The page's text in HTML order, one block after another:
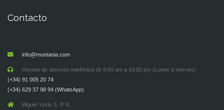
Contacto
info@muntania.com
Horario de atención telefónica de 9:00 am a 18:00 pm (Lunes a Viernes)
(+34) 91 005 20 74
(+34) 629 37 98 94 (WhatsApp)
Miguel Yuste 3, 3º E.